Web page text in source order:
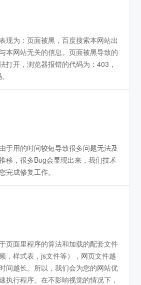
现为：页面被黑，百度搜索本网站出
本网站无关的信息。页面被黑导致的
打开，浏览器报错的代码为：403，
于用的时间较短导致很多问题无法及
移，很多Bug会显现出来，我们技术
完成修复工作。
页面里程序的算法和加载的配套文件
，样式表，js文件等），网页文件越
间越长。所以，我们会为您的网站优
执行程序。在不影响视觉的情况下，